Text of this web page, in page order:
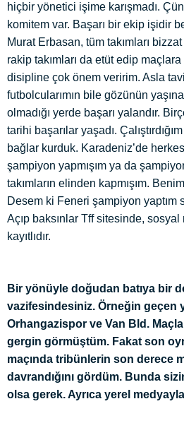
hiçbir yönetici işime karışmadı.
komitem var. Başarı bir ekip işidir
Murat Erbasan, tüm takımları
rakip takımları da etüt edip
disipline çok önem veririm. Asla
futbolcularımın bile gözünün
olmadığı yerde başarı yalandır.
tarihi başarılar yaşadı.
bağlar kurduk. Karadeniz’de
şampiyon yapmışım ya da
takımların elinden kapmışım.
Desem ki Feneri şampiyon yaptım
Açıp baksınlar Tff sitesinde,
kayıtlıdır.
Bir yönüyle doğudan batıya bir
vazifesindesiniz. Örneğin geçen
Orhangazispor ve Van Bld.
gergin görmüştüm. Fakat son
maçında tribünlerin son derece
davrandığını gördüm. Bunda
olsa gerek. Ayrıca yerel medyayla